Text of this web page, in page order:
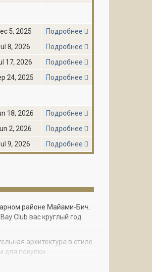
5, 2025
Подробнее
8, 2026
Подробнее
17, 2026
Подробнее
24, 2025 Подробнее
18, 2026
Подробнее
2, 2026
Подробнее
9, 2026 Подробнее
районе Майами-Бич.
Club вас круглый год
архитектура в стиле
для покупки